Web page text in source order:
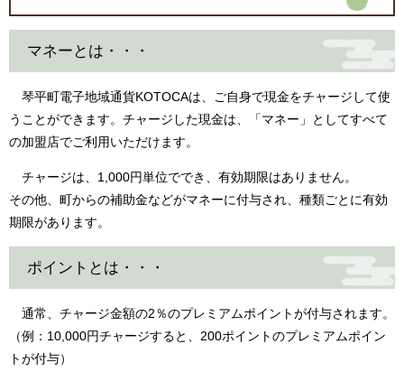
マネーとは・・・
琴平町電子地域通貨KOTOCAは、ご自身で現金をチャージして使
うことができます。チャージした現金は、「マネー」としてすべて
の加盟店でご利用いただけます。
チャージは、1,000円単位ででき、有効期限はありません。
その他、町からの補助金などがマネーに付与され、種類ごとに有効
期限があります。
ポイントとは・・・
通常、チャージ金額の2％のプレミアムポイントが付与されます。
（例：10,000円チャージすると、200ポイントのプレミアムポイン
トが付与）